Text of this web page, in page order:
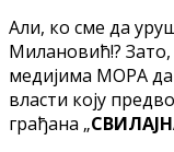
Али, ко сме да
Милановић!?
медијима МОРА
власти коју
грађана „